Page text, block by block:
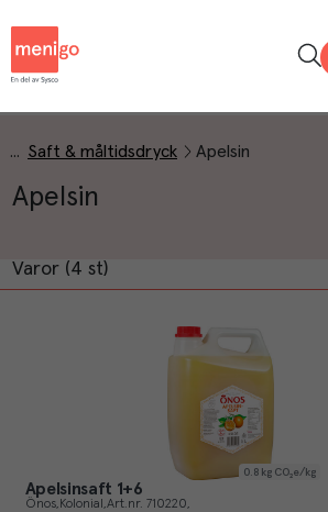
Saft & måltidsdryck Apelsin
Apelsin
Varor (4 st)
0.8 kg CO₂e/kg
Apelsinsaft 1+6
Önos Kolonial Art.nr. 710220